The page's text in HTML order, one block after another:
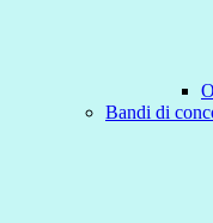
Bandi di